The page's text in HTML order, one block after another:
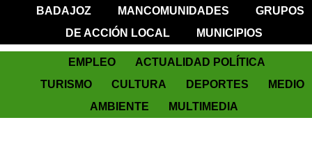
BADAJOZ
MANCOMUNIDADES
GRUPOS
DE ACCIÓN LOCAL
MUNICIPIOS
EMPLEO
ACTUALIDAD POLÍTICA
TURISMO
CULTURA DEPORTES
MEDIO
AMBIENTE
MULTIMEDIA